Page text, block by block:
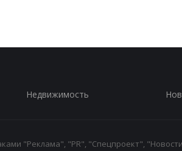
Недвижимость
"Реклама", "PR", "Спецпроект",